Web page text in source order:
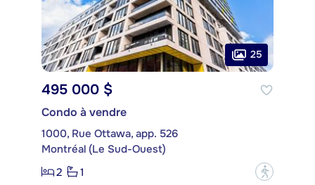
25
495 000 $
Condo à vendre
1000, Rue Ottawa, app. 526
Montréal (Le Sud-Ouest)
2
1 ?